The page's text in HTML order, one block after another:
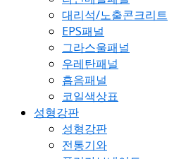
대리석/노출콘크리트
EPS패널
그라스울패널
우레탄패널
흡음패널
코일색상표
성형강판
성형강판
전통기와